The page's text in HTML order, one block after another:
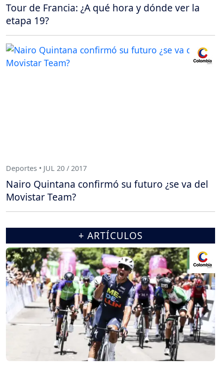
Tour de Francia: ¿A qué hora y dónde ver la
etapa 19?
Deportes • JUL 20 / 2017
Nairo Quintana confirmó su futuro ¿se va del
Movistar Team?
+ ARTÍCULOS